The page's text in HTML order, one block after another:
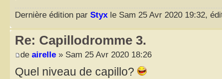
Dernière édition par Styx le Sam 25 Avr 2020 19:32,
Re: Capillodromme 3.
de airelle » Sam 25 Avr 2020 18:26
Quel niveau de capillo?